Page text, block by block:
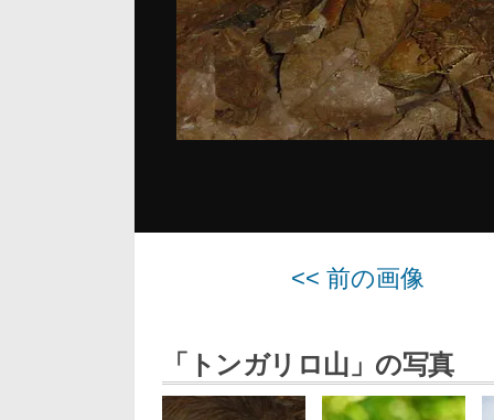
<< 前の画像
「トンガリロ山」の写真